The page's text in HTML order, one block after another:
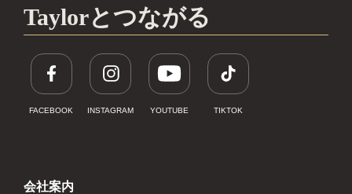
Taylorとつながる
FACEBOOK INSTAGRAM YOUTUBE TIKTOK
会社案内